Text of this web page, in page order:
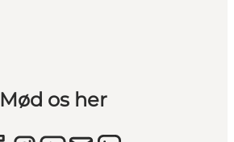
Mød os her